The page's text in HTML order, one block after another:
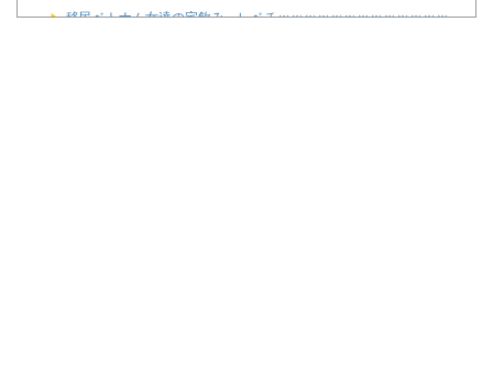
移民ベトナム女達の宅飲み、レベチｗｗｗｗｗｗｗｗｗｗｗｗｗ